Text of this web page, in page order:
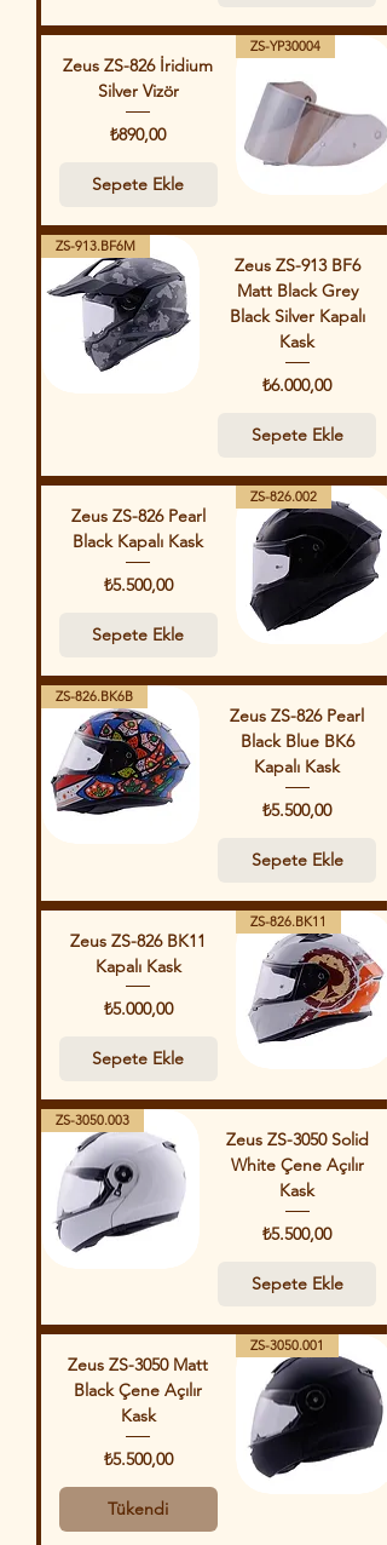
ZS-YP30004
Zeus ZS-826 İridium
Silver Vizör
Fiyat
₺890,00
Sepete Ekle
ZS-913.BF6M
Zeus ZS-913 BF6
Matt Black Grey
Black Silver Kapalı
Kask
Fiyat
₺6.000,00
Sepete Ekle
ZS-826.002
Zeus ZS-826 Pearl
Black Kapalı Kask
Fiyat
₺5.500,00
Sepete Ekle
ZS-826.BK6B
Zeus ZS-826 Pearl
Black Blue BK6
Kapalı Kask
Fiyat
₺5.500,00
Sepete Ekle
ZS-826.BK11
Zeus ZS-826 BK11
Kapalı Kask
Fiyat
₺5.000,00
Sepete Ekle
ZS-3050.003
Zeus ZS-3050 Solid
White Çene Açılır
Kask
Fiyat
₺5.500,00
Sepete Ekle
ZS-3050.001
Zeus ZS-3050 Matt
Black Çene Açılır
Kask
Fiyat
₺5.500,00
Tükendi